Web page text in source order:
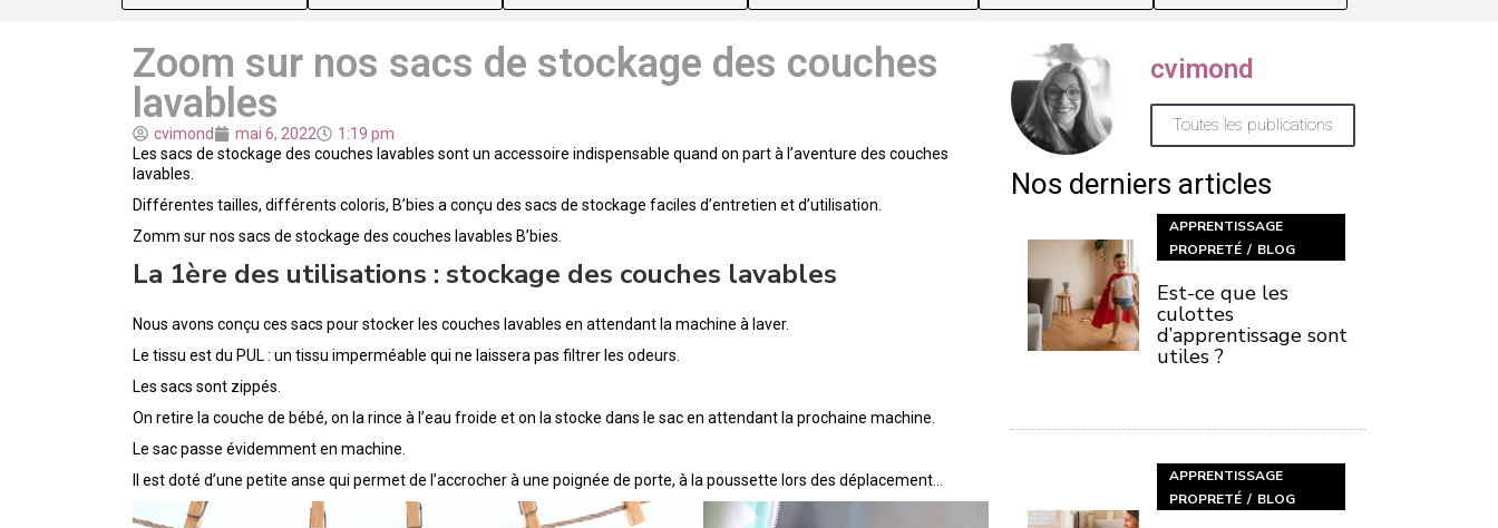
Zoom sur nos sacs de stockage des couches
lavables
cvimond mai 6, 2022
1:19 pm
Les sacs de stockage des couches lavables sont un accessoire indispensable quand on part à l’aventure des couches
lavables.
Différentes tailles, différents coloris, B’bies a conçu des sacs de stockage faciles d’entretien et d’utilisation.
Zomm sur nos sacs de stockage des couches lavables B’bies.
La 1ère des utilisations : stockage des couches lavables
Nous avons conçu ces sacs pour stocker les couches lavables en attendant la machine à laver.
Le tissu est du PUL : un tissu imperméable qui ne laissera pas filtrer les odeurs.
Les sacs sont zippés.
On retire la couche de bébé, on la rince à l’eau froide et on la stocke dans le sac en attendant la prochaine machine.
Le sac passe évidemment en machine.
Il est doté d’une petite anse qui permet de l’accrocher à une poignée de porte, à la poussette lors des déplacement…
cvimond
Toutes les publications
Nos derniers articles
APPRENTISSAGE
PROPRETÉ
BLOG
Est-ce que les
culottes
d’apprentissage sont
utiles ?
APPRENTISSAGE
PROPRETÉ
BLOG